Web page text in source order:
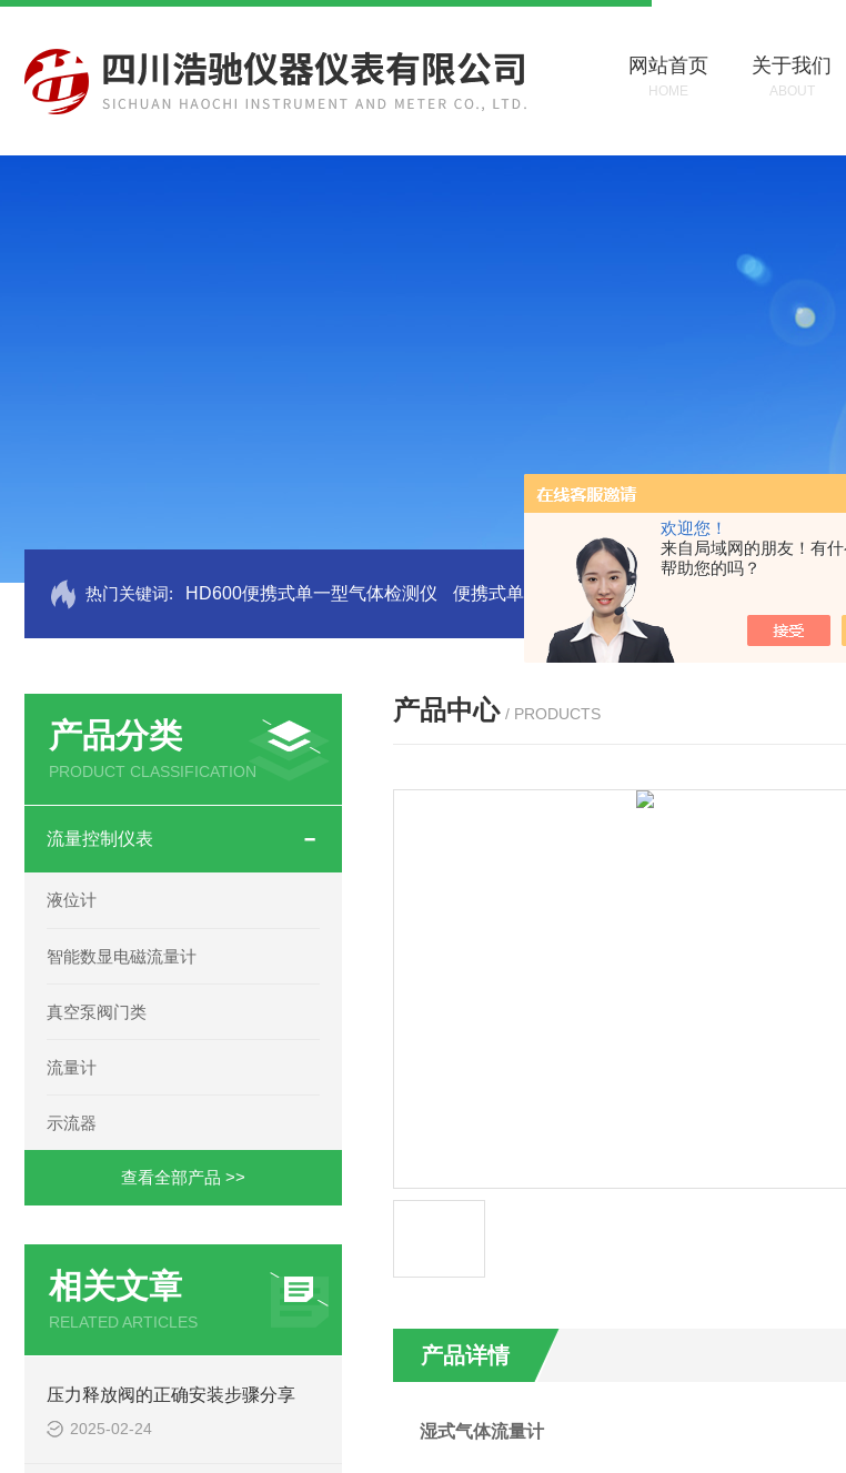
欢迎您！
来自局域网的朋友！有什
帮助您的吗？
网站首页
HOME
关于我们
ABOUT
热门关键词: HD600便携式单一型气体检测仪 便携式单一气体检测仪
产品分类
PRODUCT CLASSIFICATION
流量控制仪表
液位计
智能数显电磁流量计
真空泵阀门类
流量计
示流器
查看全部产品 >>
相关文章
RELATED ARTICLES
压力释放阀的正确安装步骤分享
2025-02-24
产品中心 / PRODUCTS
产品详情
湿式气体流量计